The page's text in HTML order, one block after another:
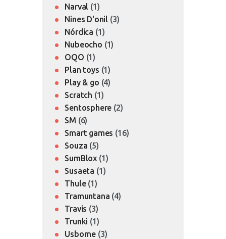
Narval (1)
Nines D'onil
(3)
Nórdica (1)
Nubeocho (1)
OQO (1)
Plan toys (1)
Play & go (4)
Scratch (1)
Sentosphere (2)
SM (6)
Smart games (16)
Souza (5)
SumBlox (1)
Susaeta (1)
Thule (1)
Tramuntana (4)
Travis (3)
Trunki (1)
Usborne (3)